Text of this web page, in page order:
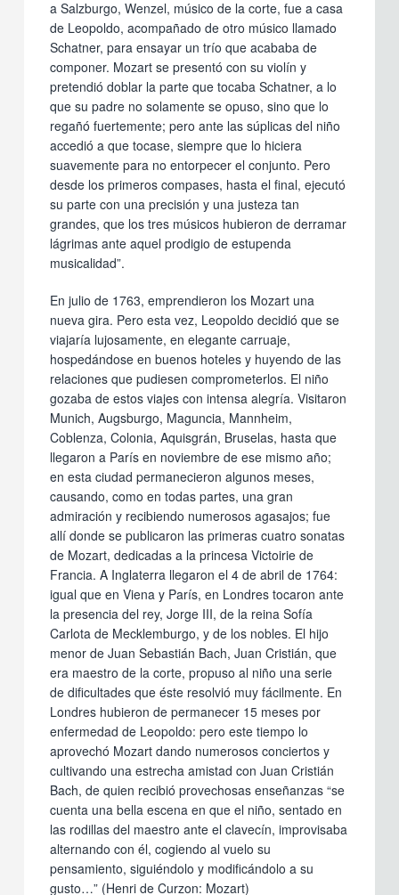
a Salzburgo, Wenzel, músico de la corte, fue a casa
de Leopoldo, acompañado de otro músico llamado
Schatner, para ensayar un trío que acababa de
componer. Mozart se presentó con su violín y
pretendió doblar la parte que tocaba Schatner, a lo
que su padre no solamente se opuso, sino que lo
regañó fuertemente; pero ante las súplicas del niño
accedió a que tocase, siempre que lo hiciera
suavemente para no entorpecer el conjunto. Pero
desde los primeros compases, hasta el final, ejecutó
su parte con una precisión y una justeza tan
grandes, que los tres músicos hubieron de derramar
lágrimas ante aquel prodigio de estupenda
musicalidad”.
En julio de 1763, emprendieron los Mozart una
nueva gira. Pero esta vez, Leopoldo decidió que se
viajaría lujosamente, en elegante carruaje,
hospedándose en buenos hoteles y huyendo de las
relaciones que pudiesen comprometerlos. El niño
gozaba de estos viajes con intensa alegría. Visitaron
Munich, Augsburgo, Maguncia, Mannheim,
Coblenza, Colonia, Aquisgrán, Bruselas, hasta que
llegaron a París en noviembre de ese mismo año;
en esta ciudad permanecieron algunos meses,
causando, como en todas partes, una gran
admiración y recibiendo numerosos agasajos; fue
allí donde se publicaron las primeras cuatro sonatas
de Mozart, dedicadas a la princesa Victoirie de
Francia. A Inglaterra llegaron el 4 de abril de 1764:
igual que en Viena y París, en Londres tocaron ante
la presencia del rey, Jorge III, de la reina Sofía
Carlota de Mecklemburgo, y de los nobles. El hijo
menor de Juan Sebastián Bach, Juan Cristián, que
era maestro de la corte, propuso al niño una serie
de dificultades que éste resolvió muy fácilmente. En
Londres hubieron de permanecer 15 meses por
enfermedad de Leopoldo: pero este tiempo lo
aprovechó Mozart dando numerosos conciertos y
cultivando una estrecha amistad con Juan Cristián
Bach, de quien recibió provechosas enseñanzas “se
cuenta una bella escena en que el niño, sentado en
las rodillas del maestro ante el clavecín, improvisaba
alternando con él, cogiendo al vuelo su
pensamiento, siguiéndolo y modificándolo a su
gusto…” (Henri de Curzon: Mozart)